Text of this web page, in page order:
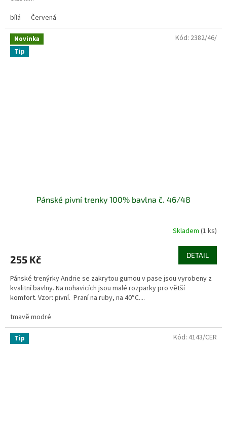
bílá
Červená
Novinka
Tip
Pánské pivní trenky 100% bavlna č. 46/48
Skladem (1 ks)
255 Kč DETAIL
Pánské trenýrky Andrie se zakrytou gumou v pase jsou vyrobeny z
kvalitní bavlny. Na nohavicích jsou malé rozparky pro větší
komfort. Vzor: pivní. Praní na ruby, na 40°C....
tmavě modré
Kód: 2382/46/
Tip Kód: 4143/CER